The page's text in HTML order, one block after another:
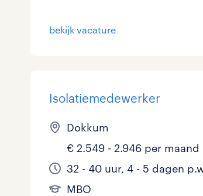
bekijk vacature
Isolatiemedewerker
Dokkum
€ 2.549 - 2.946 per maand
32 - 40 uur, 4 - 5 dagen
MBO